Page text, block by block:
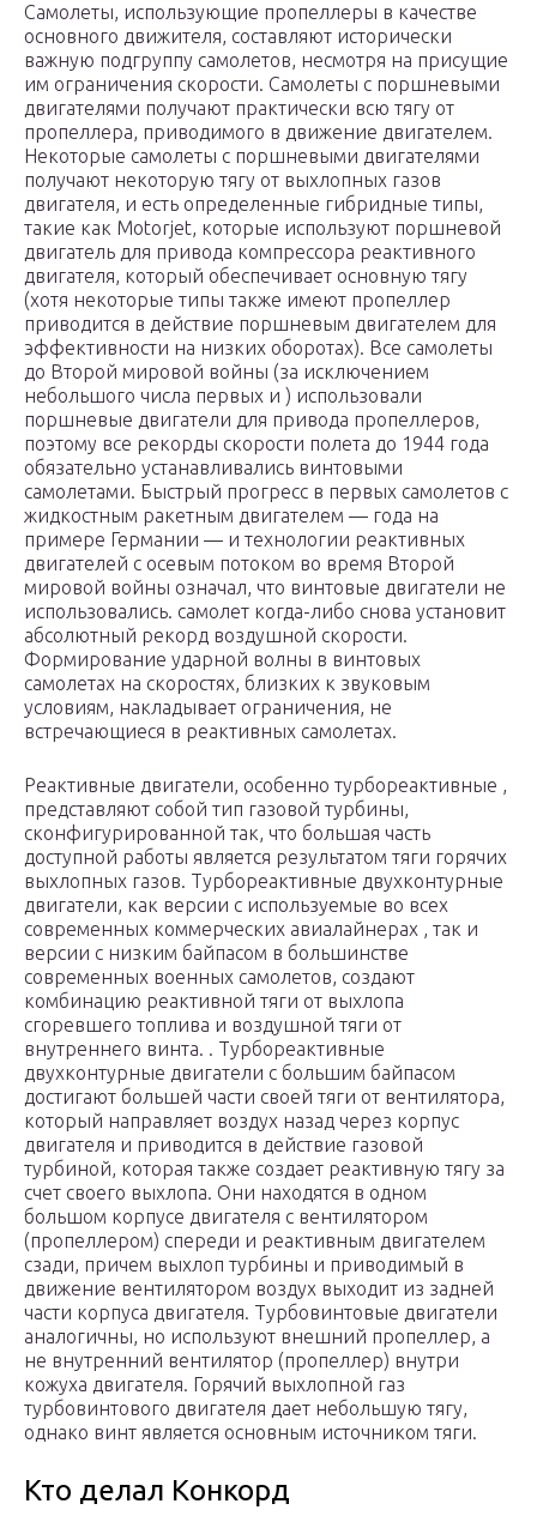
Самолеты, использующие пропеллеры в качестве
основного движителя, составляют исторически
важную подгруппу самолетов, несмотря на присущие
им ограничения скорости. Самолеты с поршневыми
двигателями получают практически всю тягу от
пропеллера, приводимого в движение двигателем.
Некоторые самолеты с поршневыми двигателями
получают некоторую тягу от выхлопных газов
двигателя, и есть определенные гибридные типы,
такие как Motorjet, которые используют поршневой
двигатель для привода компрессора реактивного
двигателя, который обеспечивает основную тягу
(хотя некоторые типы также имеют пропеллер
приводится в действие поршневым двигателем для
эффективности на низких оборотах). Все самолеты
до Второй мировой войны (за исключением
небольшого числа первых и ) использовали
поршневые двигатели для привода пропеллеров,
поэтому все рекорды скорости полета до 1944 года
обязательно устанавливались винтовыми
самолетами. Быстрый прогресс в первых самолетов с
жидкостным ракетным двигателем — года на
примере Германии — и технологии реактивных
двигателей с осевым потоком во время Второй
мировой войны означал, что винтовые двигатели не
использовались. самолет когда-либо снова установит
абсолютный рекорд воздушной скорости.
Формирование ударной волны в винтовых
самолетах на скоростях, близких к звуковым
условиям, накладывает ограничения, не
встречающиеся в реактивных самолетах.
Реактивные двигатели, особенно турбореактивные ,
представляют собой тип газовой турбины,
сконфигурированной так, что большая часть
доступной работы является результатом тяги горячих
выхлопных газов. Турбореактивные двухконтурные
двигатели, как версии с используемые во всех
современных коммерческих авиалайнерах , так и
версии с низким байпасом в большинстве
современных военных самолетов, создают
комбинацию реактивной тяги от выхлопа
сгоревшего топлива и воздушной тяги от
внутреннего винта. . Турбореактивные
двухконтурные двигатели с большим байпасом
достигают большей части своей тяги от вентилятора,
который направляет воздух назад через корпус
двигателя и приводится в действие газовой
турбиной, которая также создает реактивную тягу за
счет своего выхлопа. Они находятся в одном
большом корпусе двигателя с вентилятором
(пропеллером) спереди и реактивным двигателем
сзади, причем выхлоп турбины и приводимый в
движение вентилятором воздух выходит из задней
части корпуса двигателя. Турбовинтовые двигатели
аналогичны, но используют внешний пропеллер, а
не внутренний вентилятор (пропеллер) внутри
кожуха двигателя. Горячий выхлопной газ
турбовинтового двигателя дает небольшую тягу,
однако винт является основным источником тяги.
Кто делал Конкорд